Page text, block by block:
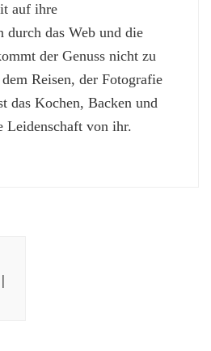
auf ihre
durch das Web und die
der Genuss nicht zu
Reisen, der Fotografie
das Kochen, Backen und
Leidenschaft von ihr.